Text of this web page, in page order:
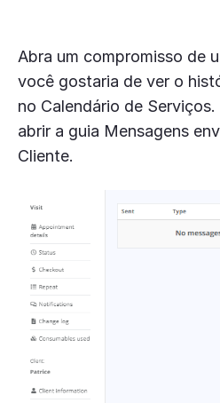
Abra um compromisso de
você gostaria de ver o
no Calendário de
abrir a guia Mensagens
Cliente.